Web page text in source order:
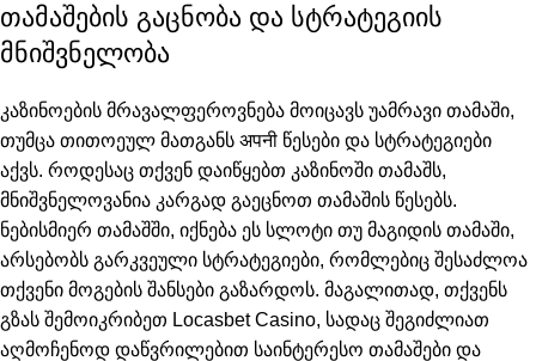
თამაშების გაცნობა და სტრატეგიის
მნიშვნელობა
კაზინოების მრავალფეროვნება მოიცავს უამრავი თამაში,
თუმცა თითოეულ მათგანს अपनी წესები და სტრატეგიები
აქვს. როდესაც თქვენ დაიწყებთ კაზინოში თამაშს,
მნიშვნელოვანია კარგად გაეცნოთ თამაშის წესებს.
ნებისმიერ თამაშში, იქნება ეს სლოტი თუ მაგიდის თამაში,
არსებობს გარკვეული სტრატეგიები, რომლებიც შესაძლოა
თქვენი მოგების შანსები გაზარდოს. მაგალითად, თქვენს
გზას შემოიკრიბეთ Locasbet Casino, სადაც შეგიძლიათ
აღმოჩენოდ დაწვრილებით საინტერესო თამაშები და